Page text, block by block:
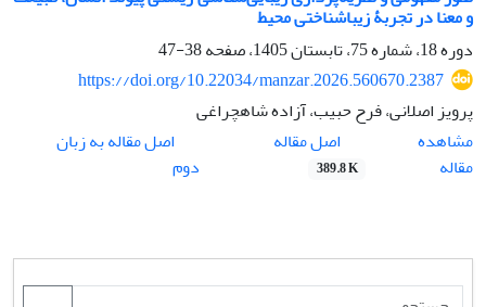
و معنا در تجربۀ زیباشناختی محیط
دوره 18، شماره 75، تابستان 1405، صفحه
38-47
https://doi.org/10.22034/manzar.2026.560670.2387
پرویز اصلانی، فرح حبیب، آزاده شاهچراغی
مشاهده
مقاله
اصل مقاله
389.8 K
اصل مقاله به زبان
دوم